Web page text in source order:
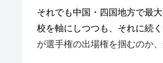
それでも中国・四国地方で最
校を軸にしつつも、それに続
が選手権の出場権を掴むのか